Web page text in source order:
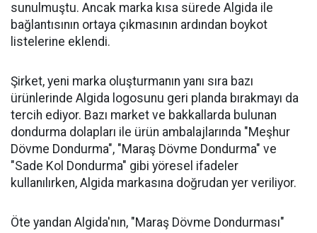
sunulmuştu. Ancak marka kısa sürede Algida ile
bağlantısının ortaya çıkmasının ardından boykot
listelerine eklendi.
Şirket, yeni marka oluşturmanın yanı sıra bazı
ürünlerinde Algida logosunu geri planda bırakmayı da
tercih ediyor. Bazı market ve bakkallarda bulunan
dondurma dolapları ile ürün ambalajlarında "Meşhur
Dövme Dondurma", "Maraş Dövme Dondurma" ve
"Sade Kol Dondurma" gibi yöresel ifadeler
kullanılırken, Algida markasına doğrudan yer veriliyor.
Öte yandan Algida'nın, "Maraş Dövme Dondurması"